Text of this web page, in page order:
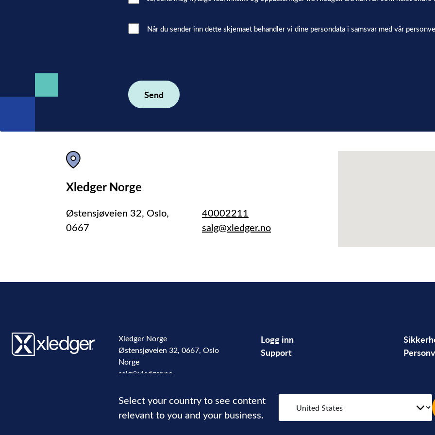
Select your country to see content
relevant to you and your business.
Interacted
Når du sender inn dette skjemaet behandler vi dine persondata i samsvar med vår
Xledger Norge
Østensjøveien 32, Oslo,
0667
40002211
salg@xledger.no
Xledger Norge
Østensjøveien 32, 0667, Oslo
Norge
salg@xledger.no
Logg inn
Support